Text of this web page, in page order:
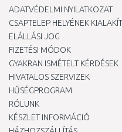
ADATVÉDELMI NYILATKOZAT
CSAPTELEP HELYÉNEK
ELÁLLÁSI JOG
FIZETÉSI MÓDOK
GYAKRAN ISMÉTELT KÉRDÉSEK
HIVATALOS SZERVIZEK
HŰSÉGPROGRAM
RÓLUNK
KÉSZLET INFORMÁCIÓ